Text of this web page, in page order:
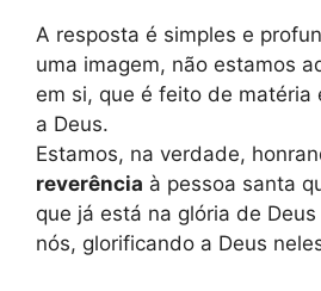
A resposta é simples e
uma imagem, não estamos
em si, que é feito de matéria
a Deus.
Estamos, na verdade,
reverência à pessoa santa
que já está na glória de
nós, glorificando a Deus